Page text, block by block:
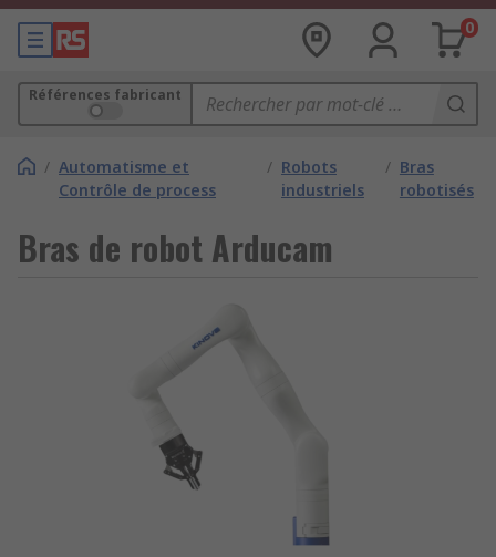
0
Références fabricant
/ Automatisme et
Contrôle de process
/ Robots
industriels
/ Bras
robotisés
Bras de robot Arducam